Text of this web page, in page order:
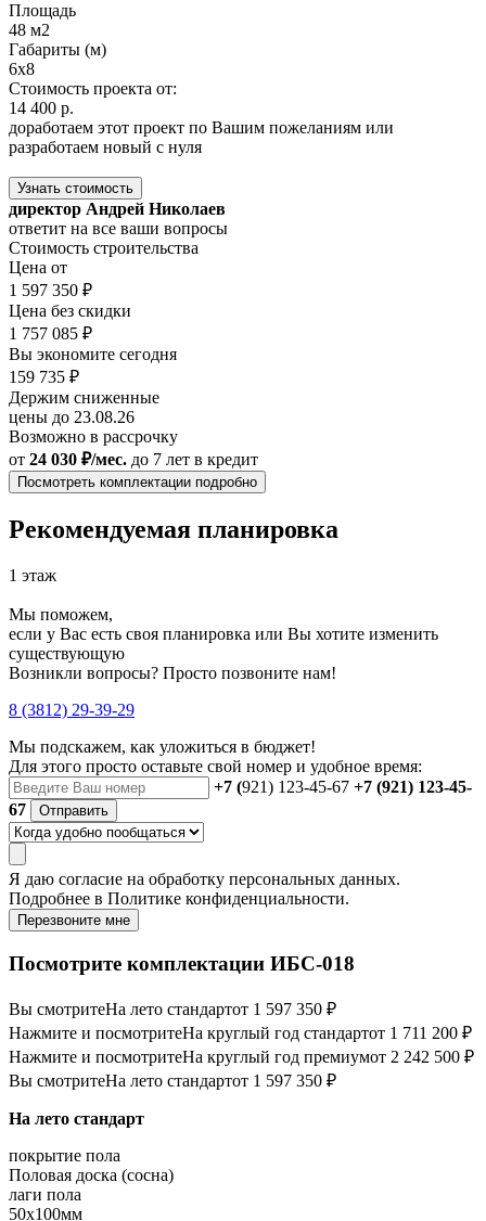
Площадь
48 м2
Габариты (м)
6х8
Стоимость проекта от:
14 400 р.
доработаем этот проект по Вашим пожеланиям или
разработаем новый с нуля
Узнать стоимость
директор Андрей Николаев
ответит на все ваши вопросы
Стоимость строительства
Цена от
1 597 350 ₽
Цена без скидки
1 757 085 ₽
Вы экономите сегодня
159 735 ₽
Держим сниженные
цены до 23.08.26
Возможно в рассрочку
от 24 030 ₽/мес. до 7 лет в кредит
Посмотреть комплектации подробно
Рекомендуемая планировка
1 этаж
Мы поможем,
если у Вас есть своя планировка или Вы хотите изменить
существующую
Возникли вопросы? Просто позвоните нам!
8 (3812) 29-39-29
Мы подскажем, как уложиться в бюджет!
Для этого просто оставьте свой номер и удобное время:
+7 (921) 123-45-67 +7 (921) 123-45-
67
Отправить
Я даю согласие на обработку персональных данных.
Подробнее в Политике конфиденциальности.
Перезвоните мне
Посмотрите комплектации ИБС-018
Вы смотритеНа лето стандартот 1 597 350 ₽
Нажмите и посмотритеНа круглый год стандартот 1 711 200 ₽
Нажмите и посмотритеНа круглый год премиумот 2 242 500 ₽
Вы смотритеНа лето стандартот 1 597 350 ₽
На лето стандарт
покрытие пола
Половая доска (сосна)
лаги пола
50х100мм